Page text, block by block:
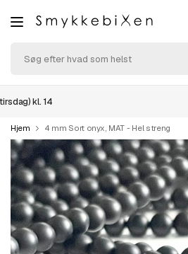
Hjem 4 mm Sort onyx, MAT - Hel streng